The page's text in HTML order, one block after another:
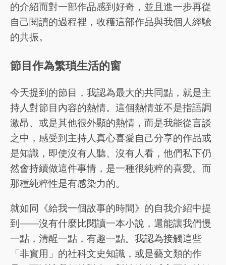
的介紹而對一部作品感到好奇，並且進一步再從
自己閱讀的過程裡，收穫這部作品與我個人經驗
的共振。
節目作為繁瑣生活的窗
今天提到的節目，我認為最大的共同點，就是主
持人對節目內容的熱情。這個熱情並不是指語調
激昂、或是其他很外顯的熱情，而是我能從言談
之中，感受到主持人真心喜愛自己分享的作品或
是知識，即使沒有人聽、沒有人看，他們私下仍
然會持續做這件事情，是一種很純粹的喜愛。而
那種純粹性是有感染力的。
就如同《給我一個故事的時間》的自我介紹中提
到——沒有什麼比閱讀一本小說，還能讓我們慢
一點，清醒一點，有趣一點。我認為接觸這些
「非實用」的社科文史知識，或是藝文類的作